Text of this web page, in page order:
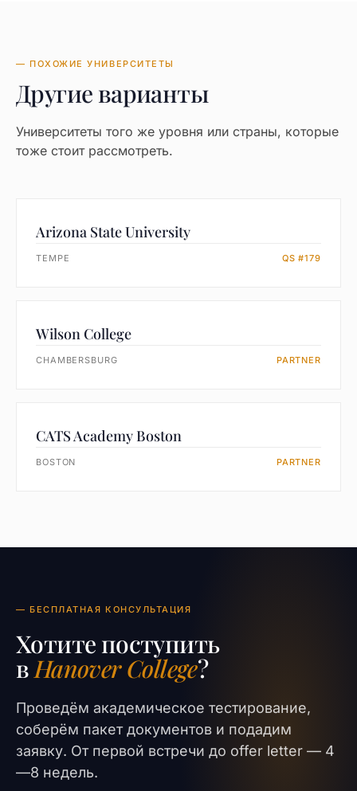
— ПОХОЖИЕ УНИВЕРСИТЕТЫ
Другие варианты
Университеты того же уровня или страны, которые
тоже стоит рассмотреть.
Arizona State University
TEMPE QS #179
Wilson College
CHAMBERSBURG PARTNER
CATS Academy Boston
BOSTON PARTNER
— БЕСПЛАТНАЯ КОНСУЛЬТАЦИЯ
Хотите поступить
вHanover College?
Проведём академическое тестирование,
соберём пакет документов и подадим
заявку. От первой встречи до offer letter — 4
—8 недель.